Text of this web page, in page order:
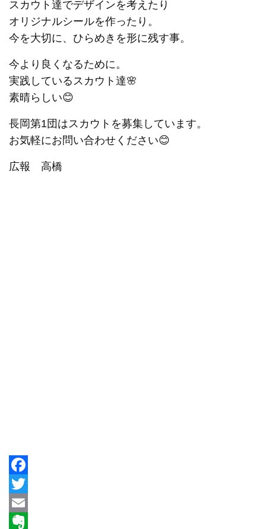
スカウト達でデザインを考えたり
オリジナルシールを作ったり。
今を大切に、ひらめきを形に残す事。
今より良くなるために。
実践しているスカウト達🌸
素晴らしい😊
長岡第1団はスカウトを募集しています。
お気軽にお問い合わせください😊
広報 高橋
Facebook
Twitter
Email